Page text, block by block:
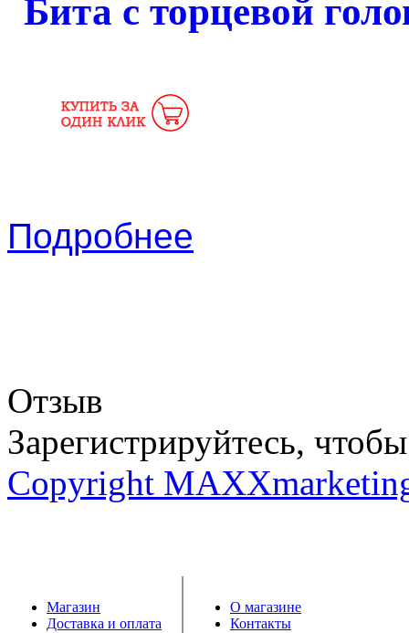
Бита с торцевой
Подробнее
Отзыв
Зарегистрируйтесь,
Copyright
Магазин
Доставка и оплата
О магазине
Контакты